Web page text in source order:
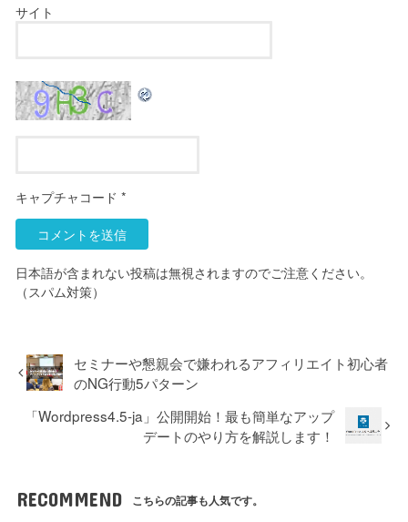
サイト
キャプチャコード *
日本語が含まれない投稿は無視されますのでご注意ください。
（スパム対策）
セミナーや懇親会で嫌われるアフィリエイト初心者
のNG行動5パターン
「Wordpress4.5-ja」公開開始！最も簡単なアップ
デートのやり方を解説します！
RECOMMEND こちらの記事も人気です。